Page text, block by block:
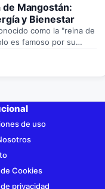
de Mangostán:
y Bienestar
como la "reina de
es famoso por su
de uso
Cookies
privacidad